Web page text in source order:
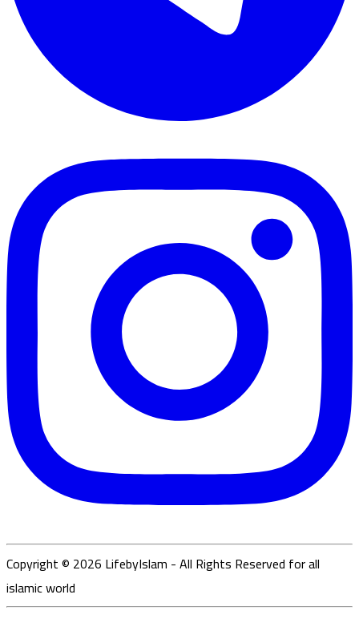
Copyright © 2026 LifebyIslam - All Rights Reserved for all
islamic world